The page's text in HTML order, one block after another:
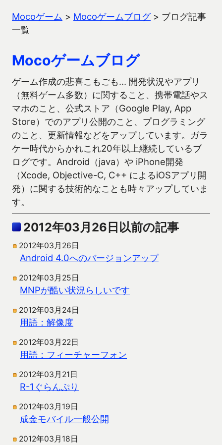
Mocoゲーム > Mocoゲームブログ> ブログ記事
一覧
Mocoゲームブログ
ゲーム作成の悲喜こもごも… 開発状況やアプリ
（無料ゲーム多数）に関すること、携帯電話やス
マホのこと、公式ストア（Google Play, App
Store）でのアプリ公開のこと、プログラミング
のこと、更新情報などをアップしています。ガラ
ケー時代からかれこれ20年以上継続しているブ
ログです。Android（java）や iPhone開発
（Xcode, Objective-C, C++ によるiOSアプリ開
発）に関する技術的なことも時々アップしていま
す。
2012年03月26日以前の記事
2012年03月26日
Android 4.0へのバージョンアップ
2012年03月25日
MNPが酷い状況らしいです
2012年03月24日
用語：解像度
2012年03月22日
用語：フィーチャーフォン
2012年03月21日
R-1ぐらんぷり
2012年03月19日
成金モバイル一般公開
2012年03月18日